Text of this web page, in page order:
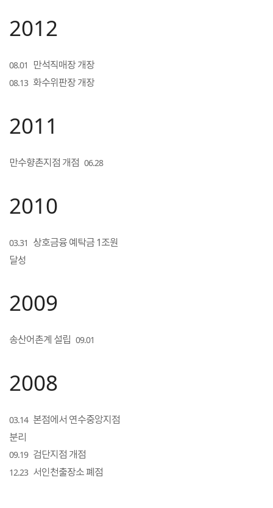
2012
08.01 만석직매장 개장
08.13 화수위판장 개장
2011
만수향촌지점 개점 06.28
2010
03.31 상호금융 예탁금 1조원
달성
2009
송산어촌계 설립 09.01
2008
03.14 본점에서 연수중앙지점
분리
09.19 검단지점 개점
12.23 서인천출장소 폐점